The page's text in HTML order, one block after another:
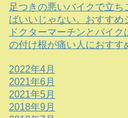
足つきの悪いバイクで立
ばいいじゃない。おすすめ
ドクターマーチンとバイ
の付け根が痛い人におすす
2022年4月
2021年6月
2021年5月
2018年9月